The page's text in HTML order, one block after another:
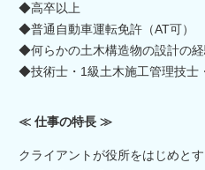
◆高卒以上
◆普通自動車運転免許（AT可）
◆何らかの土木構造物の設計の
◆技術士・1級土木施工管理技士
≪ 仕事の特長 ≫
クライアントが役所をはじめと